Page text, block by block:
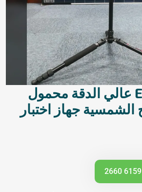
جهاز اختبار EL عالي الدقة محمول
الشمسية جهاز اختبار